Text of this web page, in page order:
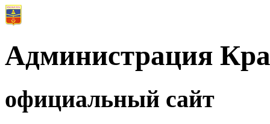
Администрация
официальный сайт